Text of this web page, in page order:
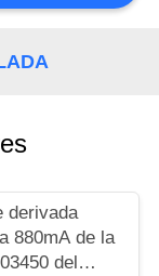
derivada
880mA de la
del